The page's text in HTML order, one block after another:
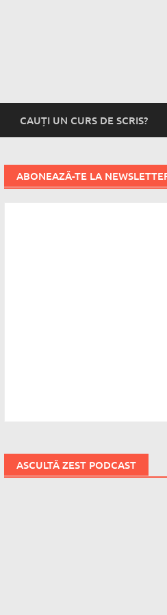
CAUȚI UN CURS DE SCRIS?
ABONEAZĂ-TE LA
ASCULTĂ ZEST PODCAST